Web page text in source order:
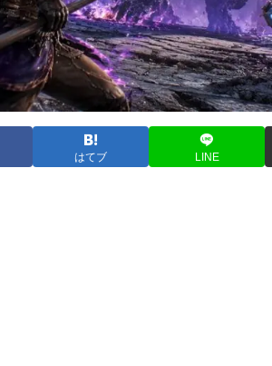
はてブ LINE